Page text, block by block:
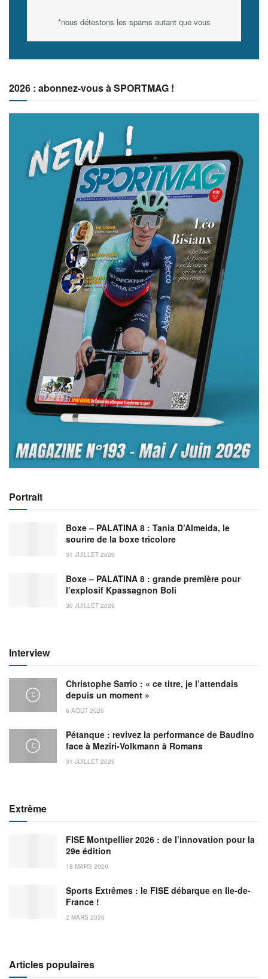
*nous détestons les spams autant que vous
2026 : abonnez-vous à SPORTMAG !
Portrait
Boxe – PALATINA 8 : Tania D’Almeida, le
sourire de la boxe tricolore
31 JUILLET 2026
Boxe – PALATINA 8 : grande première pour
l’explosif Kpassagnon Boli
30 JUILLET 2026
Interview
Christophe Sarrio : « ce titre, je l’attendais
depuis un moment »
6 AOÛT 2026
Pétanque : revivez la performance de Baudino
face à Meziri-Volkmann à Romans
31 JUILLET 2026
Extrême
FISE Montpellier 2026 : de l’innovation pour la
29e édition
18 MARS 2026
Sports Extrêmes : le FISE débarque en Ile-de-
France !
2 MARS 2026
Articles populaires